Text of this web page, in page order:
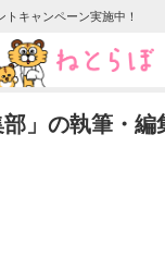
キャンペーン実施中！
ニュース
部」の執筆・